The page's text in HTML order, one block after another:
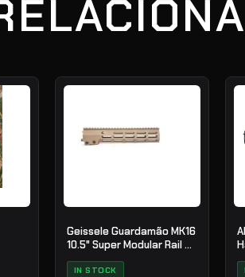
Geissele Guardamão MK16
10.5" Super Modular Rail M-
LOK
IN STOCK